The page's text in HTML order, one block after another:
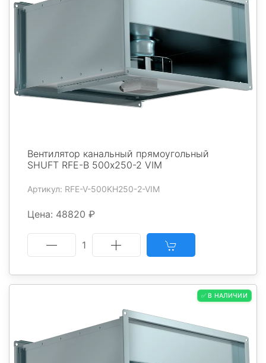
Вентилятор канальный прямоугольный
SHUFT RFE-В 500х250-2 VIM
Артикул: RFE-V-500KH250-2-VIM
Цена: 48820 ₽
1
✅ В НАЛИЧИИ